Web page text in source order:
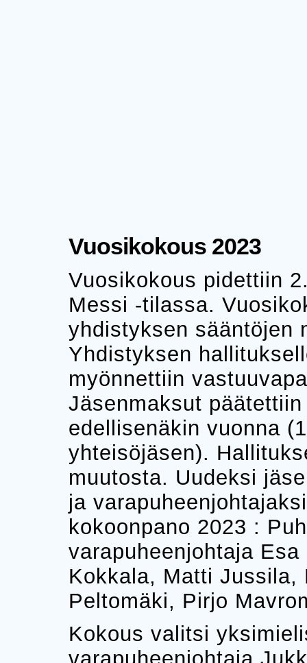
Vuosikokous 2023
Vuosikokous pidettiin
Messi -tilassa.
yhdistyksen sääntöjen
Yhdistyksen
myönnettiin
Jäsenmaksut
edellisenäkin vuonna
yhteisöjäsen).
muutosta. Uudeksi
ja
kokoonpano 2023 :
varapuheenjohtaja
Kokkala, Matti Jussila,
Peltomäki, Pirjo
Kokous valitsi